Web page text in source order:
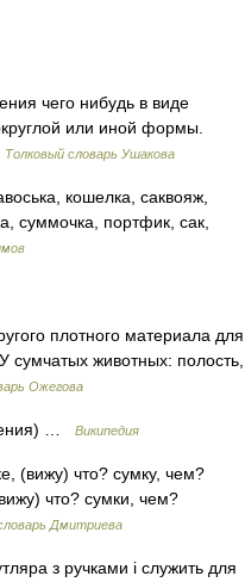
чего нибудь в виде
или иной формы.
Толковый словарь Ушакова
кошелка, саквояж,
суммочка, портфик, сак,
плотного материала для
сумчатых животных: полость,
Ожегова
… Википедия
(вижу) что? сумку, чем?
что? сумки, чем?
Дмитриева
з ручками і служить для